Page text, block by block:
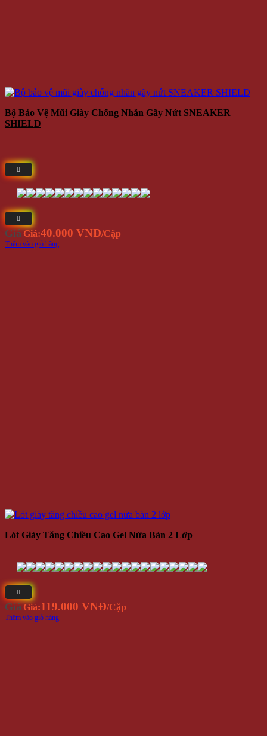
Bộ Bảo Vệ Mũi Giày Chống Nhăn Gãy Nứt SNEAKER
SHIELD
Giá Giá:40.000 VNĐ/Cặp
Thêm vào giỏ hàng
Lót Giày Tăng Chiều Cao Gel Nửa Bàn 2 Lớp
Giá Giá:119.000 VNĐ/Cặp
Thêm vào giỏ hàng